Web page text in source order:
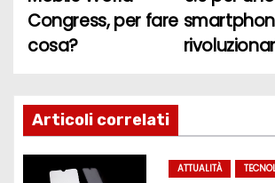
a
v
g
a
Congress, per fare
cosa?
Articoli correlati
ATTUALITÀ